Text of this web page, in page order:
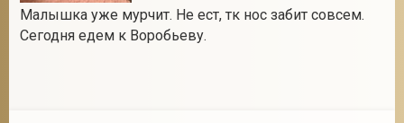
Малышка уже мурчит. Не ест, тк нос забит совсем.
Сегодня едем к Воробьеву.